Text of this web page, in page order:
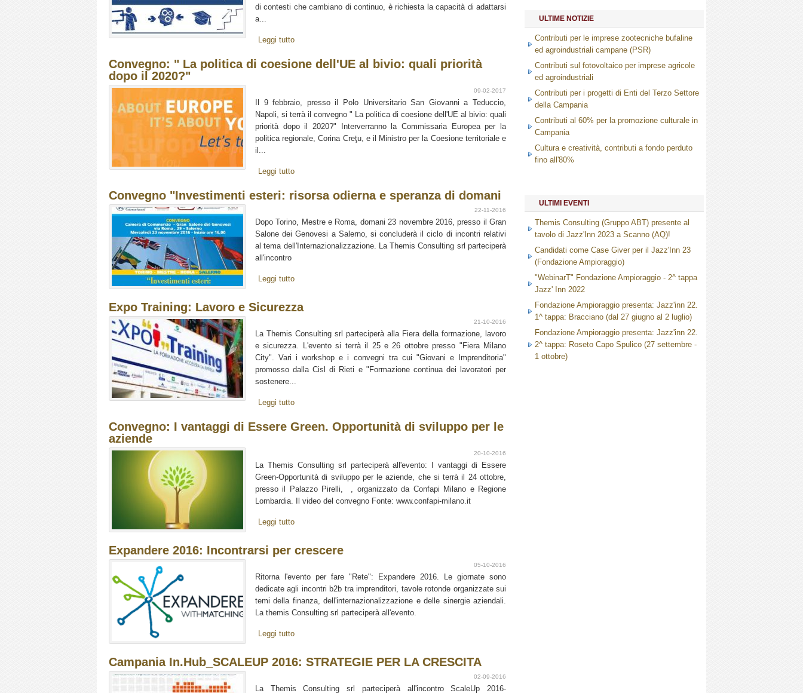
di contesti che cambiano di continuo, è richiesta la capacità di adattarsi
a...
Leggi tutto
Convegno: " La politica di coesione dell'UE al bivio: quali priorità
dopo il 2020?"
09-02-2017
Il 9 febbraio, presso il Polo Universitario San Giovanni a Teduccio,
Napoli, si terrà il convegno " La politica di coesione dell'UE al bivio: quali
priorità dopo il 2020?" Interverranno la Commissaria Europea per la
politica regionale, Corina Creţu, e il Ministro per la Coesione territoriale e
il...
Leggi tutto
Convegno "Investimenti esteri: risorsa odierna e speranza di domani
22-11-2016
Dopo Torino, Mestre e Roma, domani 23 novembre 2016, presso il Gran
Salone dei Genovesi a Salerno, si concluderà il ciclo di incontri relativi
al tema dell'Internazionalizzazione. La Themis Consulting srl parteciperà
all'incontro
Leggi tutto
Expo Training: Lavoro e Sicurezza
21-10-2016
La Themis Consulting srl parteciperà alla Fiera della formazione, lavoro
e sicurezza. L'evento si terrà il 25 e 26 ottobre presso "Fiera Milano
City". Vari i workshop e i convegni tra cui "Giovani e Imprenditoria"
promosso dalla Cisl di Rieti e "Formazione continua dei lavoratori per
sostenere...
Leggi tutto
Convegno: I vantaggi di Essere Green. Opportunità di sviluppo per le
aziende
20-10-2016
La Themis Consulting srl parteciperà all'evento: I vantaggi di Essere
Green-Opportunità di sviluppo per le aziende, che si terrà il 24 ottobre,
presso il Palazzo Pirelli, , organizzato da Confapi Milano e Regione
Lombardia. Il video del convegno Fonte: www.confapi-milano.it
Leggi tutto
Expandere 2016: Incontrarsi per crescere
05-10-2016
Ritorna l'evento per fare "Rete": Expandere 2016. Le giornate sono
dedicate agli incontri b2b tra imprenditori, tavole rotonde organizzate sui
temi della finanza, dell'internazionalizzazione e delle sinergie aziendali.
La themis Consulting srl parteciperà all'evento.
Leggi tutto
Campania In.Hub_SCALEUP 2016: STRATEGIE PER LA CRESCITA
02-09-2016
La Themis Consulting srl parteciperà all'incontro ScaleUp 2016-
ULTIME NOTIZIE
Contributi per le imprese zootecniche bufaline
ed agroindustriali campane (PSR)
Contributi sul fotovoltaico per imprese agricole
ed agroindustriali
Contributi per i progetti di Enti del Terzo Settore
della Campania
Contributi al 60% per la promozione culturale in
Campania
Cultura e creatività, contributi a fondo perduto
fino all'80%
ULTIMI EVENTI
Themis Consulting (Gruppo ABT) presente al
tavolo di Jazz'Inn 2023 a Scanno (AQ)!
Candidati come Case Giver per il Jazz'Inn 23
(Fondazione Ampioraggio)
"WebinarT" Fondazione Ampioraggio - 2^ tappa
Jazz' Inn 2022
Fondazione Ampioraggio presenta: Jazz'inn 22.
1^ tappa: Bracciano (dal 27 giugno al 2 luglio)
Fondazione Ampioraggio presenta: Jazz'inn 22.
2^ tappa: Roseto Capo Spulico (27 settembre -
1 ottobre)